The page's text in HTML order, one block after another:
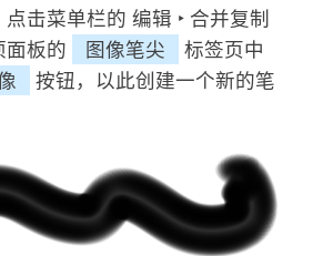
点击菜单栏的编辑 ‣ 合并复制
面板的
图像笔尖
标签页中
按钮，以此创建一个新的笔